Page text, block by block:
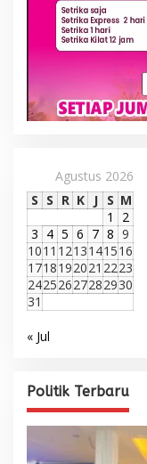
Agustus 2026
S S R K J S M
1
2
3 4 5 6 7 8 9
1011 1213141516
1718192021 2223
24252627282930
31
« Jul
Politik Terbaru